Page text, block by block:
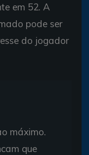
em 52. A
pode ser
do jogador
máximo.
que